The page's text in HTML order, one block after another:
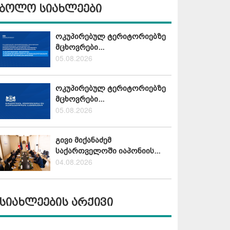
სიახლეები
ოკუპირებულ ტერიტორიებზე
მცხოვრები...
05.08.2026
ოკუპირებულ ტერიტორიებზე
მცხოვრები...
05.08.2026
გივი მიქანაძემ
საქართველოში იაპონიის...
04.08.2026
არქივი